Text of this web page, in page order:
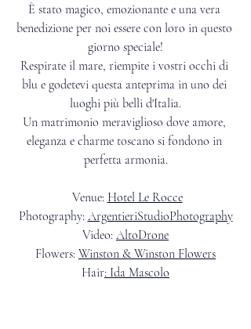
È stato magico, emozionante e una vera
benedizione per noi essere con loro in questo
giorno speciale!
Respirate il mare, riempite i vostri occhi di
blu e godetevi questa anteprima in uno dei
luoghi più belli d'Italia.
Un matrimonio meraviglioso dove amore,
eleganza e charme toscano si fondono in
perfetta armonia.
Venue: Hotel Le Rocce
Photography: ArgentieriStudioPhotography
Video: AltoDrone
Flowers: Winston & Winston Flowers
Hair: Ida Mascolo